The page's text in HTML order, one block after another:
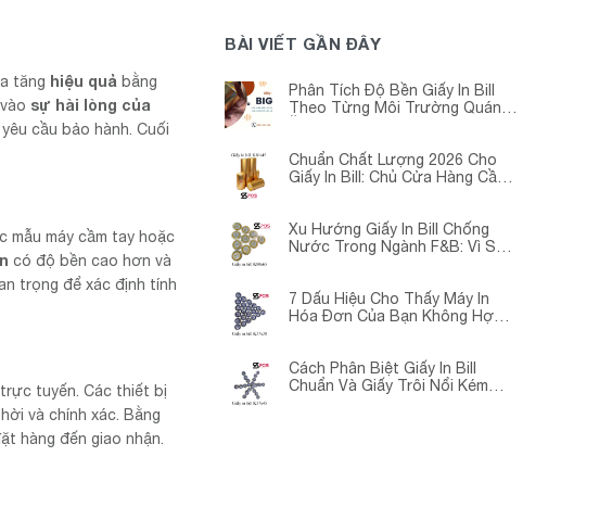
tăng hiệu quả bằng
sự hài lòng của
cầu bảo hành. Cuối
máy cầm tay hoặc
có độ bền cao hơn và
trọng để xác định tính
tuyến. Các thiết bị
và chính xác. Bằng
hàng đến giao nhận.
BÀI VIẾT GẦN ĐÂY
Phân Tích Độ Bền Giấy In Bill
Theo Từng Môi Trường Quán
Chuẩn Chất Lượng 2026 Cho
Giấy In Bill: Chủ Cửa Hàng Cần
Xu Hướng Giấy In Bill Chống
Nước Trong Ngành F&B: Vì Sao
7 Dấu Hiệu Cho Thấy Máy In
Hóa Đơn Của Bạn Không Hợp
Cách Phân Biệt Giấy In Bill
Chuẩn Và Giấy Trôi Nổi Kém